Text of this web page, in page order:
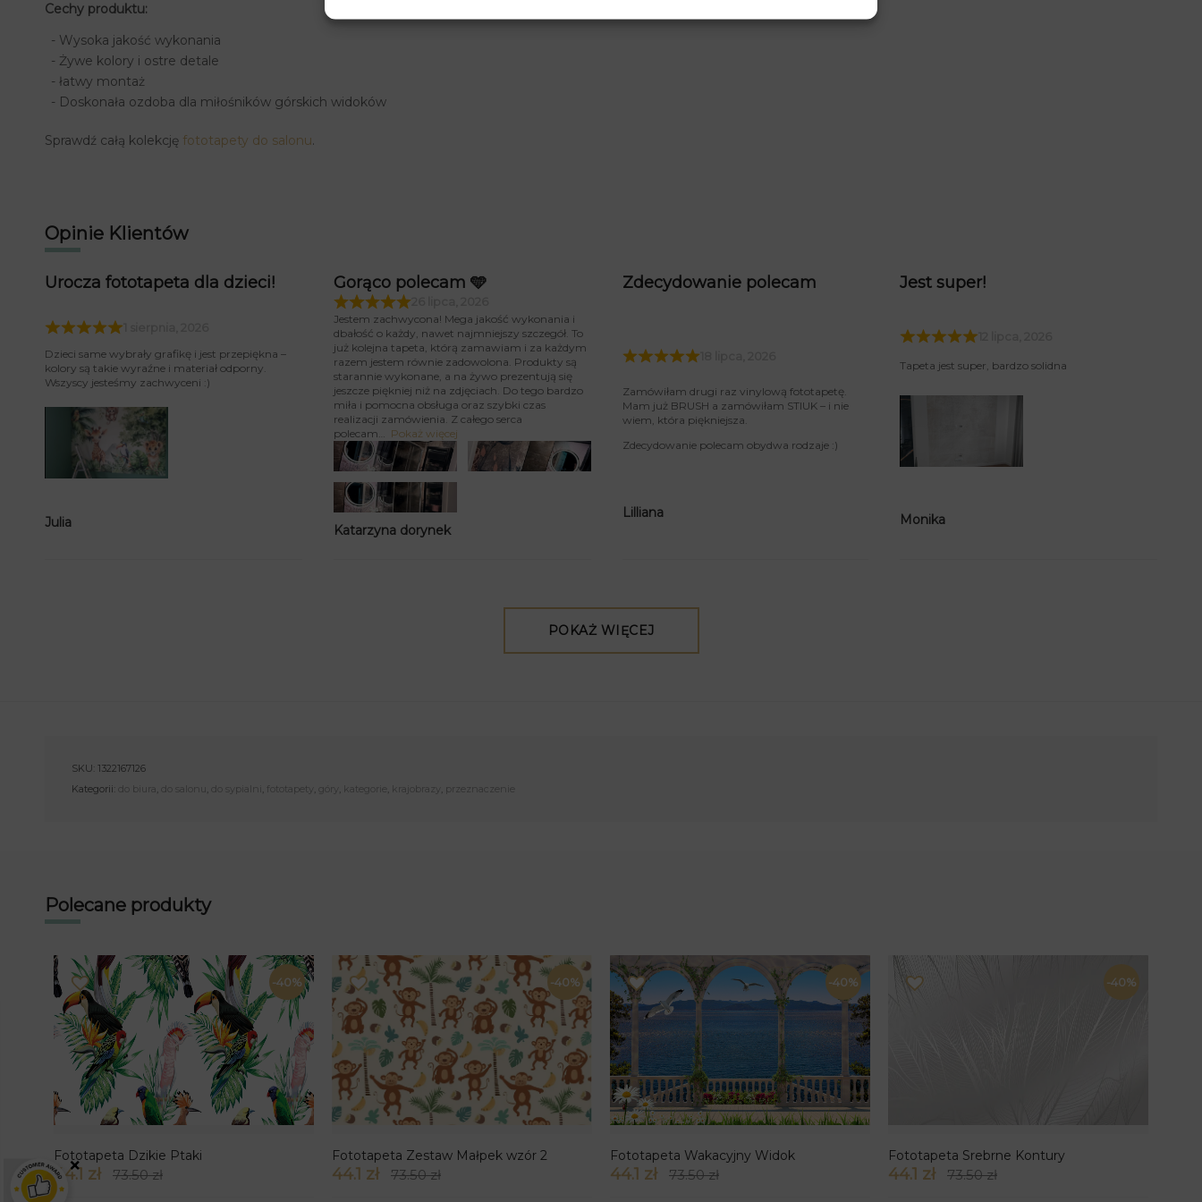
Cechy produktu:
- Wysoka jakość wykonania
- Żywe kolory i ostre detale
- łatwy montaż
- Doskonała ozdoba dla miłośników górskich widoków
Sprawdź całą kolekcję fototapety do salonu.
Opinie Klientów
Urocza fototapeta dla dzieci!
Dzieci same wybrały grafikę i jest przepiękna –
kolory są takie wyraźne i materiał odporny.
Wszyscy jesteśmy zachwyceni :)
Julia
Gorąco polecam 🩵
Jestem zachwycona! Mega jakość wykonania i
dbałość o każdy, nawet najmniejszy szczegół. To
już kolejna tapeta, którą zamawiam i za każdym
razem jestem równie zadowolona. Produkty są
starannie wykonane, a na żywo prezentują się
jeszcze piękniej niż na zdjęciach. Do tego bardzo
miła i pomocna obsługa oraz szybki czas
realizacji zamówienia. Z całego serca
polecam
Pokaż więcej
Katarzyna dorynek
Zdecydowanie polecam
Zamówiłam drugi raz vinylową fototapetę.
Mam już BRUSH a zamówiłam STIUK – i nie
wiem, która piękniejsza.
Zdecydowanie polecam obydwa rodzaje :)
Lilliana
Jest super!
Tapeta jest super, bardzo solidna
Monika
POKAŻ WIĘCEJ
SKU: 1322167126
Kategorii:
do biura, do salonu, do sypialni , fototapety , góry , kategorie , krajobrazy , przeznaczenie
Polecane produkty
-40%
Fototapeta Dzikie Ptaki
44.1 zł 73.50 zł
-40%
Fototapeta Zestaw Małpek wzór 2
44.1 zł 73.50 zł
-40%
Fototapeta Wakacyjny Widok
44.1 zł 73.50 zł
-40%
Fototapeta Srebrne Kontury
44.1 zł 73.50 zł
×